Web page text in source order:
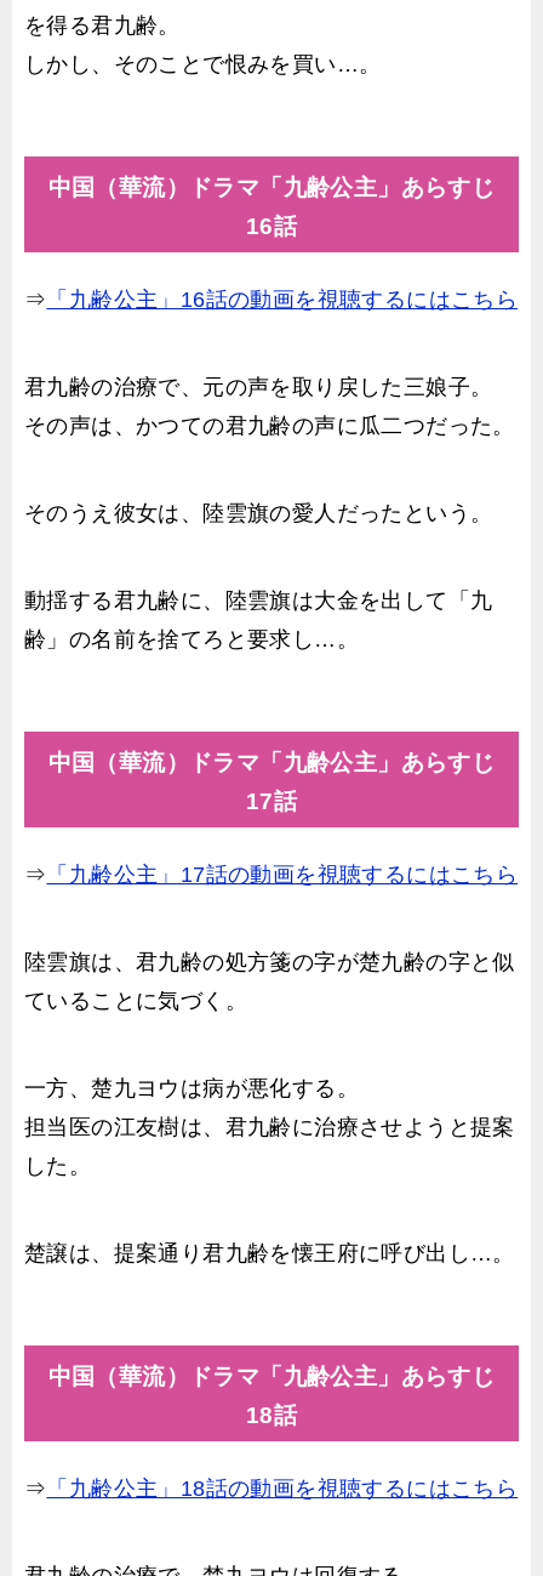
を得る君九齢。
しかし、そのことで恨みを買い…。
中国（華流）ドラマ「九齢公主」あらすじ
16話
⇒ 「九齢公主」16話の動画を視聴するにはこちら
君九齢の治療で、元の声を取り戻した三娘子。
その声は、かつての君九齢の声に瓜二つだった。
そのうえ彼女は、陸雲旗の愛人だったという。
動揺する君九齢に、陸雲旗は大金を出して「九
齢」の名前を捨てろと要求し…。
中国（華流）ドラマ「九齢公主」あらすじ
17話
⇒ 「九齢公主」17話の動画を視聴するにはこちら
陸雲旗は、君九齢の処方箋の字が楚九齢の字と似
ていることに気づく。
一方、楚九ヨウは病が悪化する。
担当医の江友樹は、君九齢に治療させようと提案
した。
楚譲は、提案通り君九齢を懐王府に呼び出し…。
中国（華流）ドラマ「九齢公主」あらすじ
18話
⇒ 「九齢公主」18話の動画を視聴するにはこちら